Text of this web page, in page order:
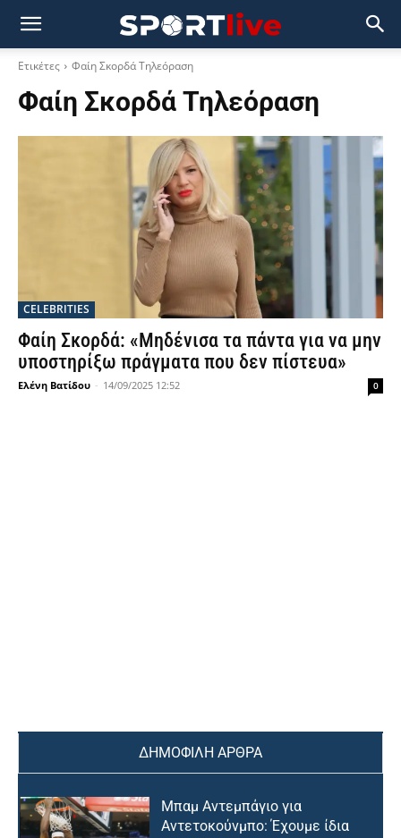
Ετικέτες Φαίη Σκορδά Τηλεόραση
Φαίη Σκορδά Τηλεόραση
CELEBRITIES
Φαίη Σκορδά: «Μηδένισα τα πάντα για να μην
υποστηρίξω πράγματα που δεν πίστευα»
Ελένη Βατίδου - 14/09/2025 12:52 0
ΔΗΜΟΦΙΛΗ ΑΡΘΡΑ
Μπαμ Αντεμπάγιο για
Αντετοκούνμπο: Έχουμε ίδια